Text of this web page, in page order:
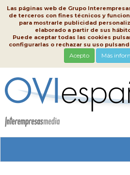
Las páginas web de Grupo
de terceros con fines técnicos y
para mostrarle publicidad
elaborado a partir de sus
Puede aceptar todas las cookies
configurarlas o rechazar su uso
Acepto Más